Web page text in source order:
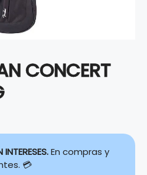
CONCERT
En compras y
💳